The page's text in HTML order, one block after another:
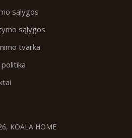
sąlygos
sąlygos
tvarka
KOALA HOME